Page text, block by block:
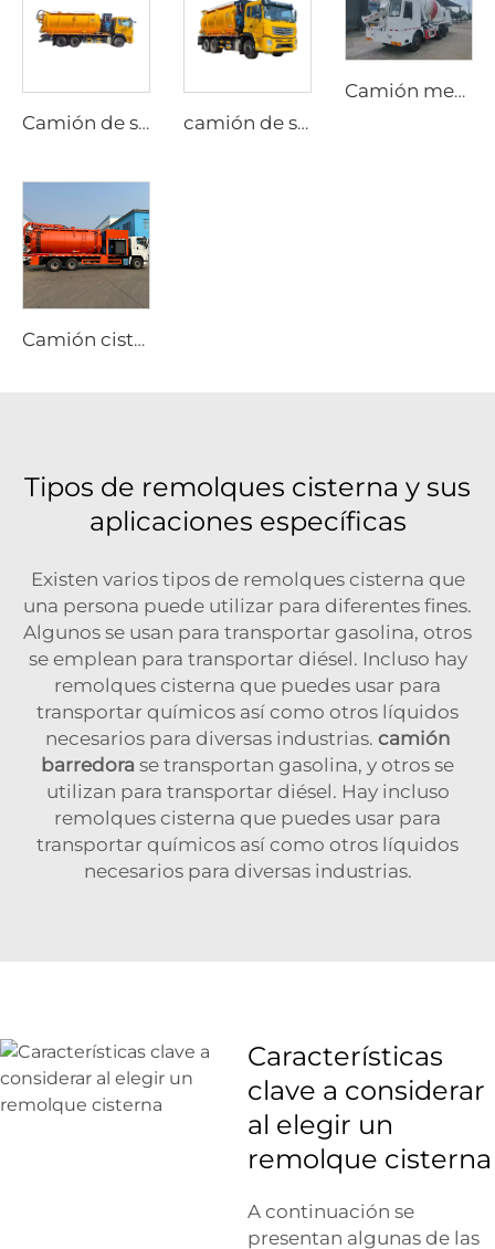
Camión de succión de fosas sépticas y alcantarillado personalizable 6x4 20CBM, conveniente para uso municipal, de combustible diésel con transmisión manual camión de succión al vacío para alcantarillado de 10 ruedas, con transmisión manual, de combustible diésel, para succión de lodos y excrementos
Camión mezclador de concreto de transmisión manual de alta calidad 4.0M3, nuevo, diésel, con carga automática, conducción bidireccional
Camión cisterna de succión al vacío ISUZU 6x4 15 CBM, de combustible diésel con transmisión manual
Tipos de remolques cisterna y sus
aplicaciones específicas
Existen varios tipos de remolques cisterna que
una persona puede utilizar para diferentes fines.
Algunos se usan para transportar gasolina, otros
se emplean para transportar diésel. Incluso hay
remolques cisterna que puedes usar para
transportar químicos así como otros líquidos
necesarios para diversas industrias. camión
barredora se transportan gasolina, y otros se
utilizan para transportar diésel. Hay incluso
remolques cisterna que puedes usar para
transportar químicos así como otros líquidos
necesarios para diversas industrias.
Características
clave a considerar
al elegir un
remolque cisterna
A continuación se
presentan algunas de las